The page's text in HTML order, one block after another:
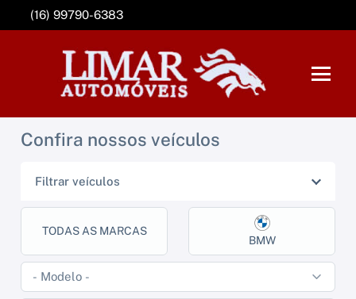
(16) 99790-6383
Confira nossos veículos
Filtrar veículos
TODAS AS MARCAS
BMW